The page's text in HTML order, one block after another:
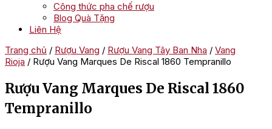
Công thức pha chế rượu
Blog Quà Tặng
Liên Hệ
Trang chủ / Rượu Vang / Rượu Vang Tây Ban Nha / Vang
Rioja / Rượu Vang Marques De Riscal 1860 Tempranillo
Rượu Vang Marques De Riscal 1860
Tempranillo